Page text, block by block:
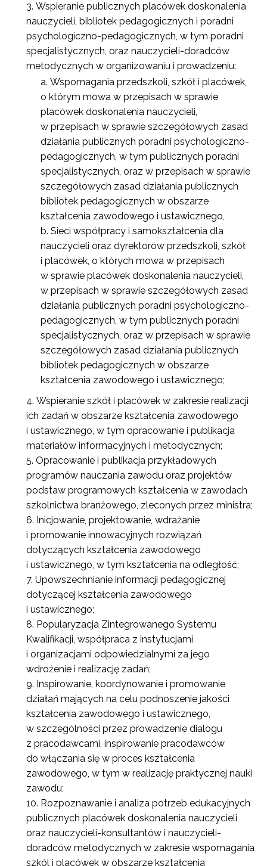
Wspieranie publicznych placówek doskonalenia
nauczycieli, bibliotek pedagogicznych i poradni
psychologiczno-pedagogicznych, w tym poradni
specjalistycznych, oraz nauczycieli-doradców
metodycznych w organizowaniu i prowadzeniu:
Wspomagania przedszkoli, szkół i placówek,
o którym mowa w przepisach w sprawie
placówek doskonalenia nauczycieli,
w przepisach w sprawie szczegółowych zasad
działania publicznych poradni psychologiczno-
pedagogicznych, w tym publicznych poradni
specjalistycznych, oraz w przepisach w sprawie
szczegółowych zasad działania publicznych
bibliotek pedagogicznych w obszarze
kształcenia zawodowego i ustawicznego,
Sieci współpracy i samokształcenia dla
nauczycieli oraz dyrektorów przedszkoli, szkół
i placówek, o których mowa w przepisach
w sprawie placówek doskonalenia nauczycieli,
w przepisach w sprawie szczegółowych zasad
działania publicznych poradni psychologiczno-
pedagogicznych, w tym publicznych poradni
specjalistycznych, oraz w przepisach w sprawie
szczegółowych zasad działania publicznych
bibliotek pedagogicznych w obszarze
kształcenia zawodowego i ustawicznego;
Wspieranie szkół i placówek w zakresie realizacji
ich zadań w obszarze kształcenia zawodowego
i ustawicznego, w tym opracowanie i publikacja
materiałów informacyjnych i metodycznych;
Opracowanie i publikacja przykładowych
programów nauczania zawodu oraz projektów
podstaw programowych kształcenia w zawodach
szkolnictwa branżowego, zleconych przez ministra;
Inicjowanie, projektowanie, wdrażanie
i promowanie innowacyjnych rozwiązań
dotyczących kształcenia zawodowego
i ustawicznego, w tym kształcenia na odległość;
Upowszechnianie informacji pedagogicznej
dotyczącej kształcenia zawodowego
i ustawicznego;
Popularyzacja Zintegrowanego Systemu
Kwalifikacji, współpraca z instytucjami
i organizacjami odpowiedzialnymi za jego
wdrożenie i realizację zadań;
Inspirowanie, koordynowanie i promowanie
działań mających na celu podnoszenie jakości
kształcenia zawodowego i ustawicznego,
w szczególności przez prowadzenie dialogu
z pracodawcami, inspirowanie pracodawców
do włączania się w proces kształcenia
zawodowego, w tym w realizację praktycznej nauki
zawodu;
Rozpoznawanie i analiza potrzeb edukacyjnych
publicznych placówek doskonalenia nauczycieli
oraz nauczycieli-konsultantów i nauczycieli-
doradców metodycznych w zakresie wspomagania
szkól i placówek w obszarze kształcenia